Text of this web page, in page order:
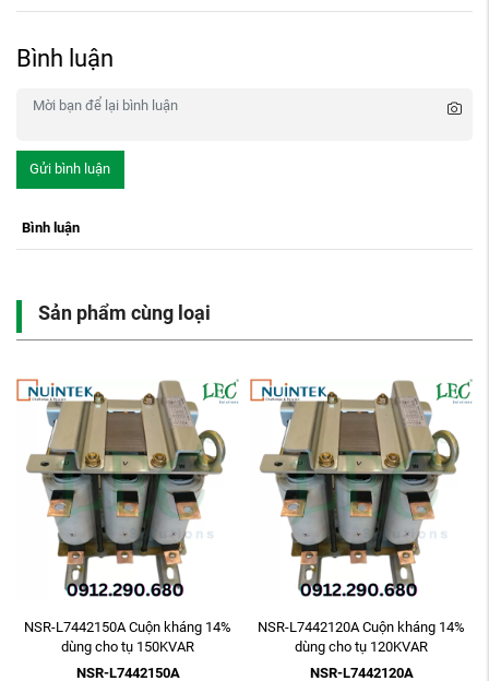
Bình luận
Gửi bình luận
Bình luận
Sản phẩm cùng loại
NSR-L7442150A Cuộn kháng 14%
dùng cho tụ 150KVAR
NSR-L7442150A
NSR-L7442120A Cuộn kháng 14%
dùng cho tụ 120KVAR
NSR-L7442120A